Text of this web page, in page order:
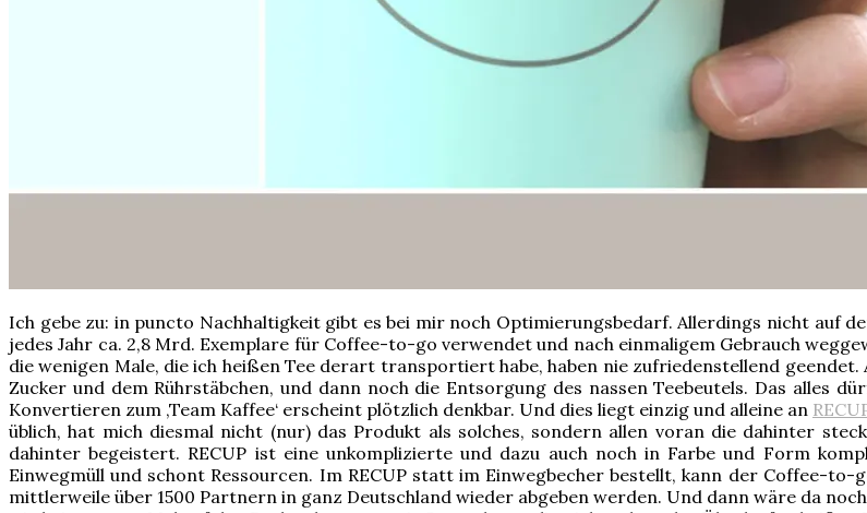
Ich gebe zu: in puncto Nachhaltigkeit gibt es bei mir noch Optimierungsbedarf. Allerdings nicht auf
jedes Jahr ca. 2,8 Mrd. Exemplare für Coffee-to-go verwendet und nach einmaligem Gebrauch
die wenigen Male, die ich heißen Tee derart transportiert habe, haben nie zufriedenstellend
Zucker und dem Rührstäbchen, und dann noch die Entsorgung des nassen Teebeutels. Das alles
Konvertieren zum ‚Team Kaffee‘ erscheint plötzlich denkbar. Und dies liegt einzig und alleine an
üblich, hat mich diesmal nicht (nur) das Produkt als solches, sondern allen voran die dahinter
dahinter begeistert. RECUP ist eine unkomplizierte und dazu auch noch in Farbe und Form
Einwegmüll und schont Ressourcen. Im RECUP statt im Einwegbecher bestellt, kann der Coffee-
mittlerweile über 1500 Partnern in ganz Deutschland wieder abgeben werden. Und dann wäre da